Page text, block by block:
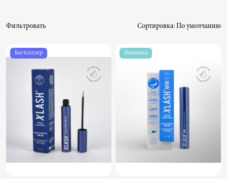
Фильтровать Сортировка: По умолчанию
Бестселлер Новинка